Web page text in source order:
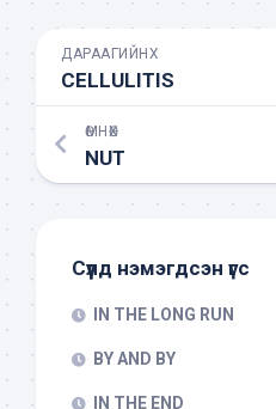
ДАРААГИЙНХ
CELLULITIS
ӨМНӨХ
NUT
Сүүлд нэмэгдсэн үгс
IN THE LONG RUN
BY AND BY
IN THE END